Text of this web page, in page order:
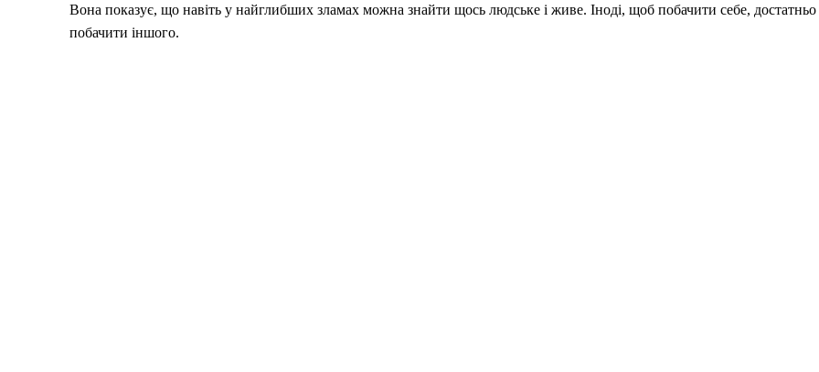
Вона показує, що навіть у найглибших зламах можна знайти щось людське і живе. Іноді, щоб побачити себе, достатньо
побачити іншого.